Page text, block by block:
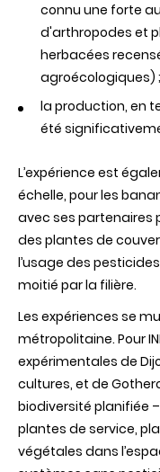
connu une forte
d'arthropodes et
herbacées
agroécologiques) ;
la production, en
été
L’expérience est
échelle, pour les
avec ses partenaires
des plantes de
l’usage des
moitié par la filière.
Les expériences se
métropolitaine. Pour
expérimentales de
cultures, et de
biodiversité planifiée
plantes de service,
végétales dans